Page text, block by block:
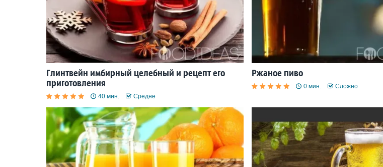
Глинтвейн имбирный целебный и рецепт его
приготовления
40 мин. Средне
Ржаное пиво
0 мин. Сложно